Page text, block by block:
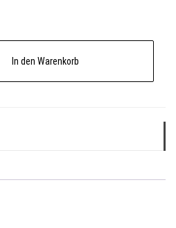
In den Warenkorb